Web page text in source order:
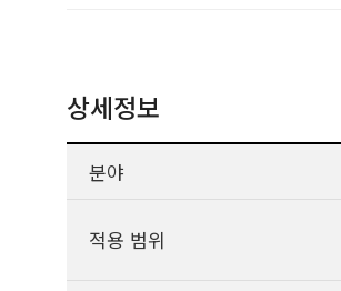
상세정보
분야
적용 범위